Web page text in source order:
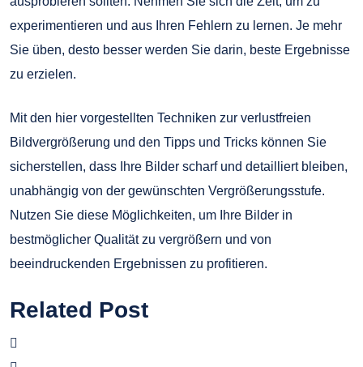
experimentieren und aus Ihren Fehlern zu lernen. Je mehr
Sie üben, desto besser werden Sie darin, beste Ergebnisse
zu erzielen.
Mit den hier vorgestellten Techniken zur verlustfreien
Bildvergrößerung und den Tipps und Tricks können Sie
sicherstellen, dass Ihre Bilder scharf und detailliert bleiben,
unabhängig von der gewünschten Vergrößerungsstufe.
Nutzen Sie diese Möglichkeiten, um Ihre Bilder in
bestmöglicher Qualität zu vergrößern und von
beeindruckenden Ergebnissen zu profitieren.
Related Post